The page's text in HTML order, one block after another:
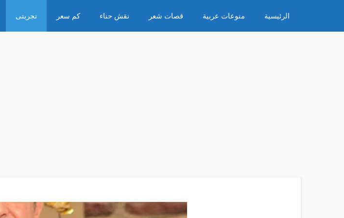
المحتوى
الرئيسية منوعات عربية قصات شعر نقش حناء كم سعر تجربتى